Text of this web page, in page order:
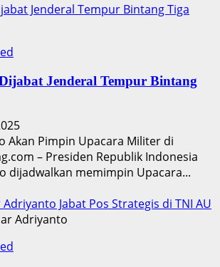
Jenderal Tempur Bintang Tiga
Jenderal Tempur Bintang
Akan Pimpin Upacara Militer di
– Presiden Republik Indonesia
dijadwalkan memimpin Upacara...
Jabat Pos Strategis di TNI AU